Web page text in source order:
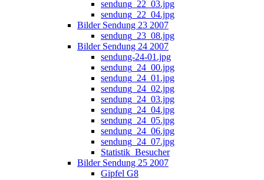
sendung_22_03.jpg
sendung_22_04.jpg
Bilder Sendung 23 2007
sendung_23_08.jpg
Bilder Sendung 24 2007
sendung-24-01.jpg
sendung_24_00.jpg
sendung_24_01.jpg
sendung_24_02.jpg
sendung_24_03.jpg
sendung_24_04.jpg
sendung_24_05.jpg
sendung_24_06.jpg
sendung_24_07.jpg
Statistik_Besucher
Bilder Sendung 25 2007
Gipfel G8